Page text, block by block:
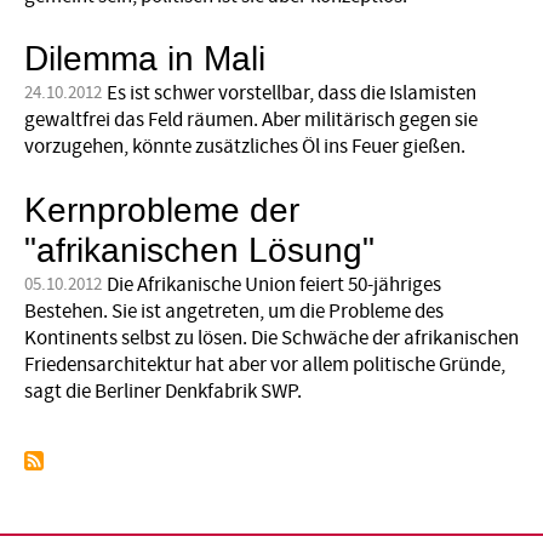
Dilemma in Mali
24.10.2012 Es ist schwer vorstellbar, dass die Islamisten
gewaltfrei das Feld räumen. Aber militärisch gegen sie
vorzugehen, könnte zusätzliches Öl ins Feuer gießen.
Kernprobleme der
"afrikanischen Lösung"
05.10.2012 Die Afrikanische Union feiert 50-jähriges
Bestehen. Sie ist angetreten, um die Probleme des
Kontinents selbst zu lösen. Die Schwäche der afrikanischen
Friedensarchitektur hat aber vor allem politische Gründe,
sagt die Berliner Denkfabrik SWP.